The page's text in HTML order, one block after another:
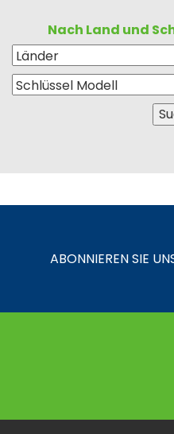
Nach Land und
ABONNIEREN SIE